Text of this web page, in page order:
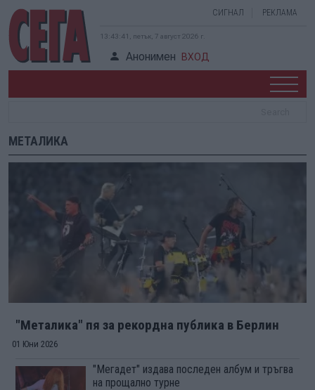
СИГНАЛ РЕКЛАМА
13:43:41, петък, 7 август 2026 г.
Анонимен ВХОД
МЕТАЛИКА
"Металика" пя за рекордна публика в Берлин
01 Юни 2026
"Мегадет" издава последен албум и тръгва
на прощално турне